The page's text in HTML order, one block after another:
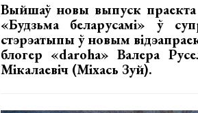
Выйшаў новы выпуск праекта
«Будзьма беларусамі» ў
стэрэатыпы ў новым
блогер «daroha» Валера
Мікалаевіч (Міхась Зуй).